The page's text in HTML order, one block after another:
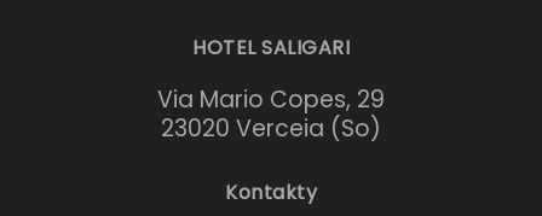
HOTEL SALIGARI
Via Mario Copes, 29
23020 Verceia (So)
Kontakty